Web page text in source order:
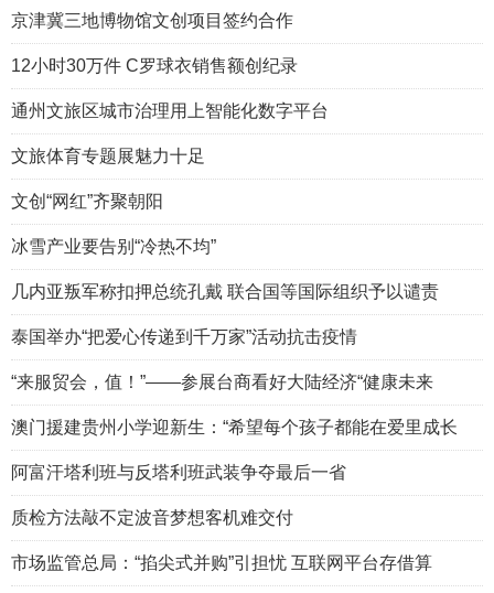
京津冀三地博物馆文创项目签约合作
12小时30万件 C罗球衣销售额创纪录
通州文旅区城市治理用上智能化数字平台
文旅体育专题展魅力十足
文创“网红”齐聚朝阳
冰雪产业要告别“冷热不均”
几内亚叛军称扣押总统孔戴 联合国等国际组织予以谴责
泰国举办“把爱心传递到千万家”活动抗击疫情
“来服贸会，值！”——参展台商看好大陆经济“健康未来
澳门援建贵州小学迎新生：“希望每个孩子都能在爱里成长
阿富汗塔利班与反塔利班武装争夺最后一省
质检方法敲不定波音梦想客机难交付
市场监管总局：“掐尖式并购”引担忧 互联网平台存借算